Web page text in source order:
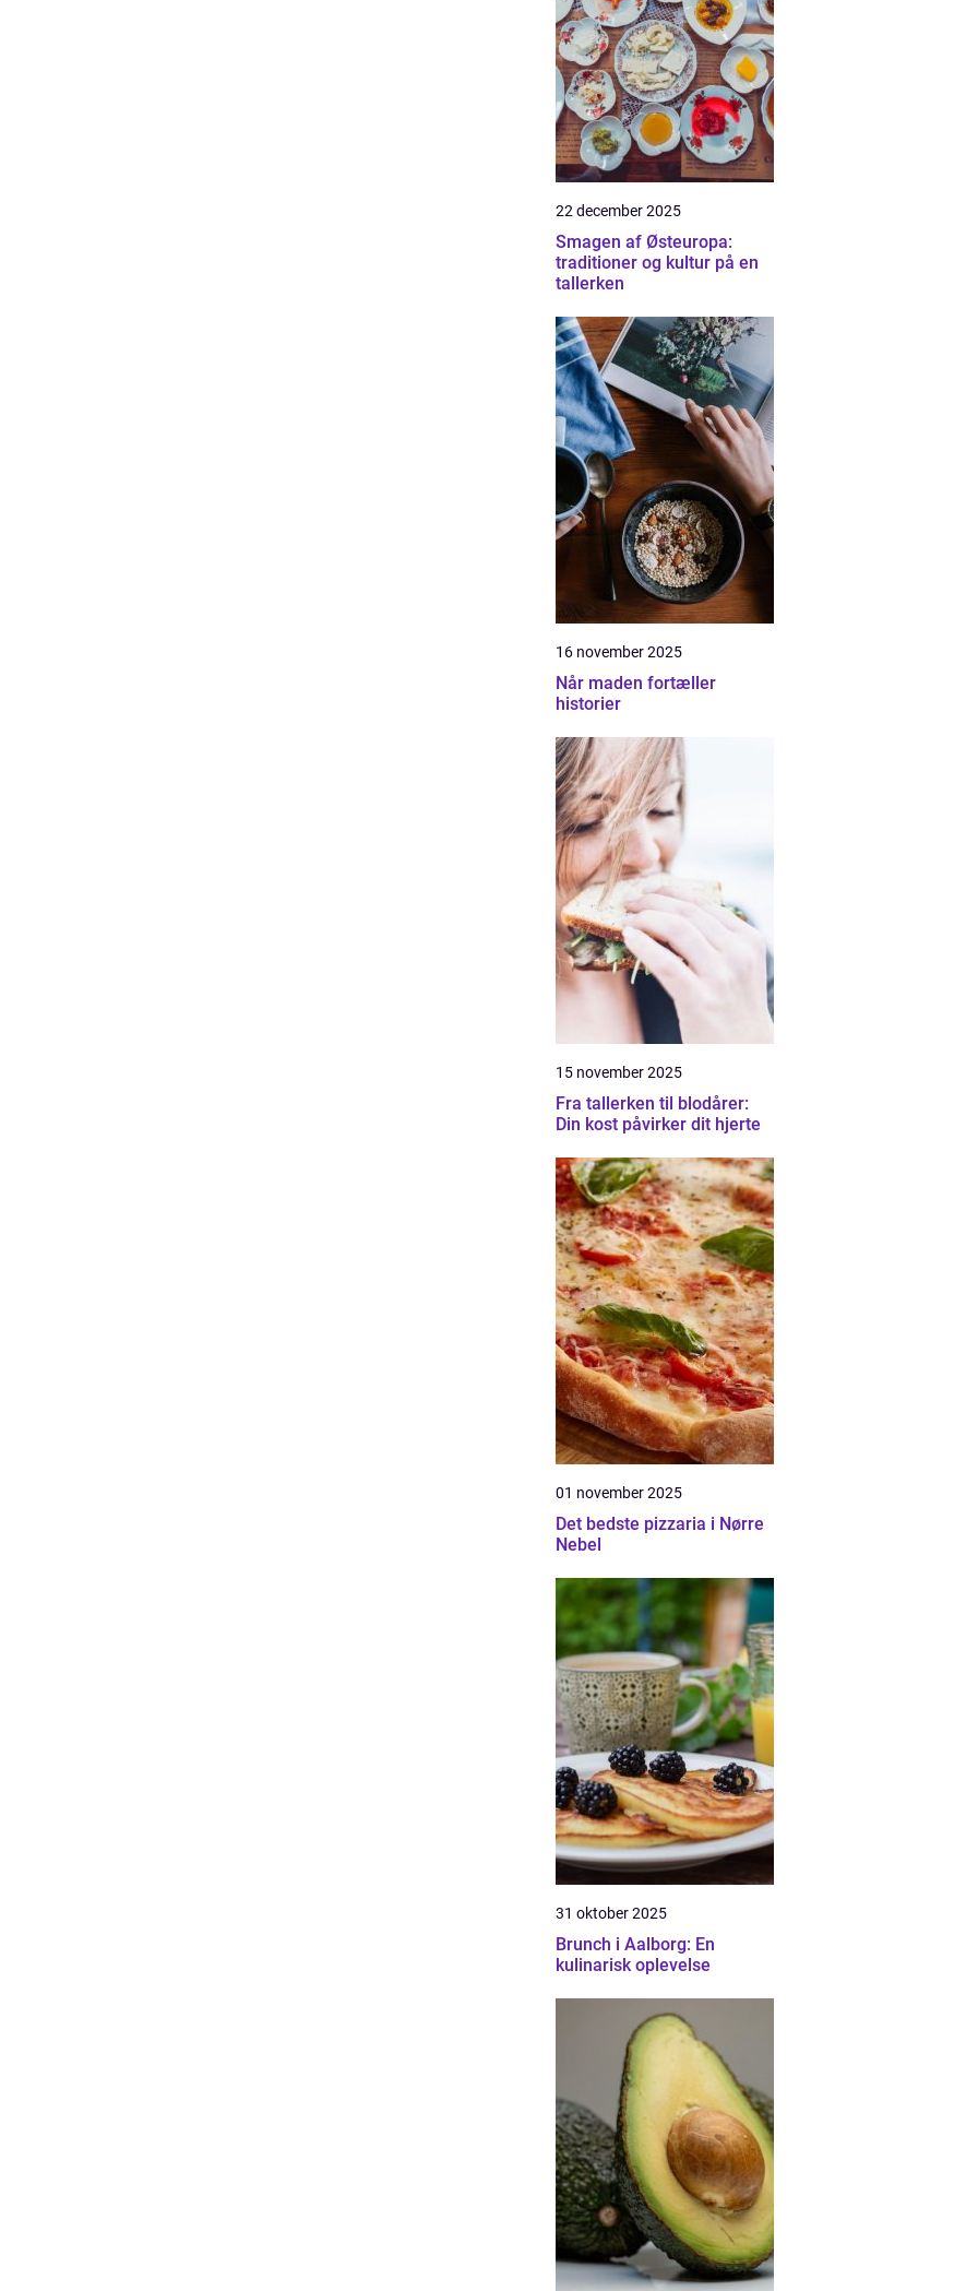
22 december 2025
Smagen af Østeuropa:
traditioner og kultur på en
tallerken
16 november 2025
Når maden fortæller
historier
15 november 2025
Fra tallerken til blodårer:
Din kost påvirker dit hjerte
01 november 2025
Det bedste pizzaria i Nørre
Nebel
31 oktober 2025
Brunch i Aalborg: En
kulinarisk oplevelse